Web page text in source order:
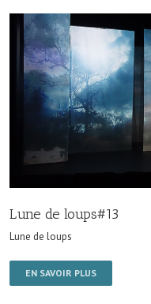
Lune de loups#13
Lune de loups
EN SAVOIR PLUS